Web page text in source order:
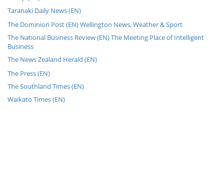
Taranaki Daily News (EN)
The Dominion Post (EN) Wellington News, Weather & Sport
The National Business Review (EN) The Meeting Place of Intelligent
Business
The News Zealand Herald (EN)
The Press (EN)
The Southland Times (EN)
Waikato Times (EN)